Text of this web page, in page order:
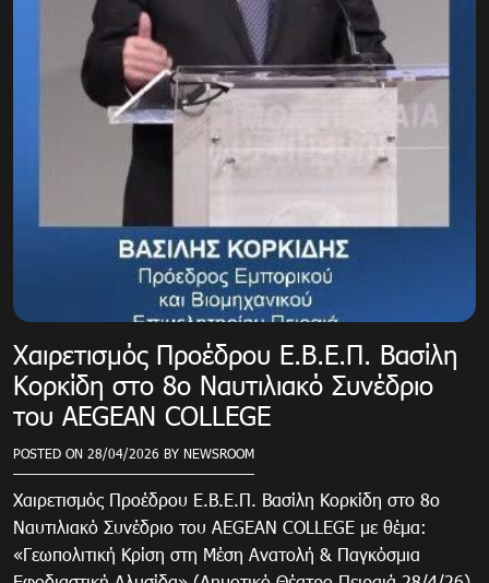
Χαιρετισμός Προέδρου Ε.Β.Ε.Π. Βασίλη
Κορκίδη στο 8ο Ναυτιλιακό Συνέδριο
του AEGEAN COLLEGE
POSTED ON 28/04/2026 BY NEWSROOM
Χαιρετισμός Προέδρου Ε.Β.Ε.Π. Βασίλη Κορκίδη στο 8ο
Ναυτιλιακό Συνέδριο του AEGEAN COLLEGE με θέμα:
«Γεωπολιτική Κρίση στη Μέση Ανατολή & Παγκόσμια